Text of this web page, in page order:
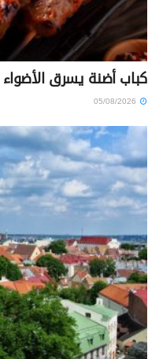
كباب أضنة يسرق الأضواء